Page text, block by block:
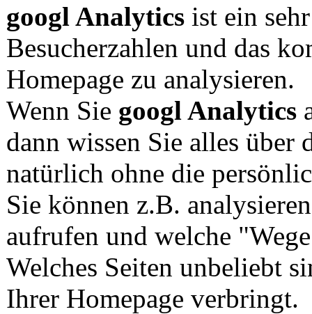
googl Analyticsist ein
Besucherzahlen und das
Homepage zu analysieren.
Wenn Sie googl Analytics
dann wissen Sie alles über
natürlich ohne die
Sie können z.B.
aufrufen und welche
Welches Seiten unbeliebt
Ihrer Homepage verbringt.